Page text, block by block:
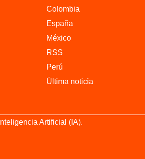
Colombia
España
México
RSS
Perú
Última noticia
Artificial (IA).